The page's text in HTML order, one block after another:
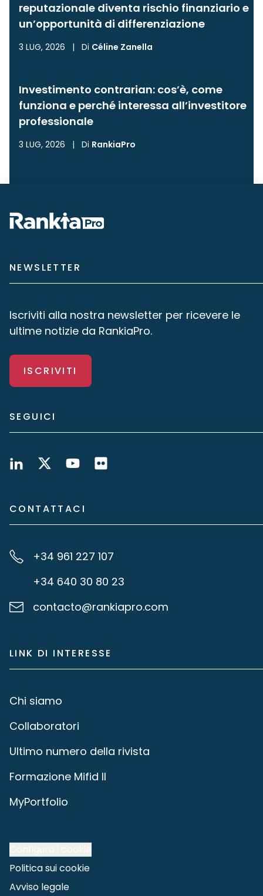
reputazionale diventa rischio finanziario e
un’opportunità di differenziazione
3 LUG, 2026 | Di Céline Zanella
Investimento contrarian: cos’è, come
funziona e perché interessa all’investitore
professionale
3 LUG, 2026 | Di RankiaPro
NEWSLETTER
Iscriviti alla nostra newsletter per ricevere le
ultime notizie da RankiaPro.
ISCRIVITI
SEGUICI
CONTATTACI
+34 961 227 107
+34 640 30 80 23
contacto@rankiapro.com
LINK DI INTERESSE
Chi siamo
Collaboratori
Ultimo numero della rivista
Formazione Mifid II
MyPortfolio
Politica sui cookie
Avviso legale